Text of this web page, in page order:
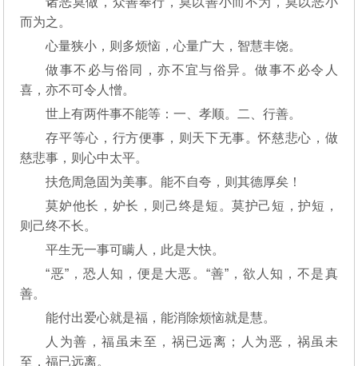
而为之。
心量狭小，则多烦恼，心量广大，智慧丰饶。
做事不必与俗同，亦不宜与俗异。做事不必令人
喜，亦不可令人憎。
世上有两件事不能等：一、孝顺。二、行善。
存平等心，行方便事，则天下无事。怀慈悲心，做
慈悲事，则心中太平。
扶危周急固为美事。能不自夸，则其德厚矣！
莫妒他长，妒长，则己终是短。莫护己短，护短，
则己终不长。
平生无一事可瞒人，此是大快。
“恶”，恐人知，便是大恶。“善”，欲人知，不是真
善。
能付出爱心就是福，能消除烦恼就是慧。
人为善，福虽未至，祸已远离；人为恶，祸虽未
至，福已远离。